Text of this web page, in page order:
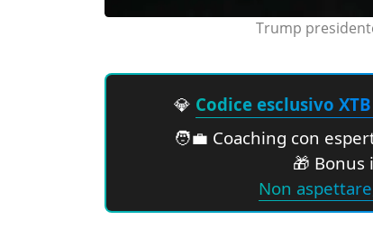
Trump
💎 Codice esclusivo
🧑‍💼 Coaching con
🎁 Bonus
Non